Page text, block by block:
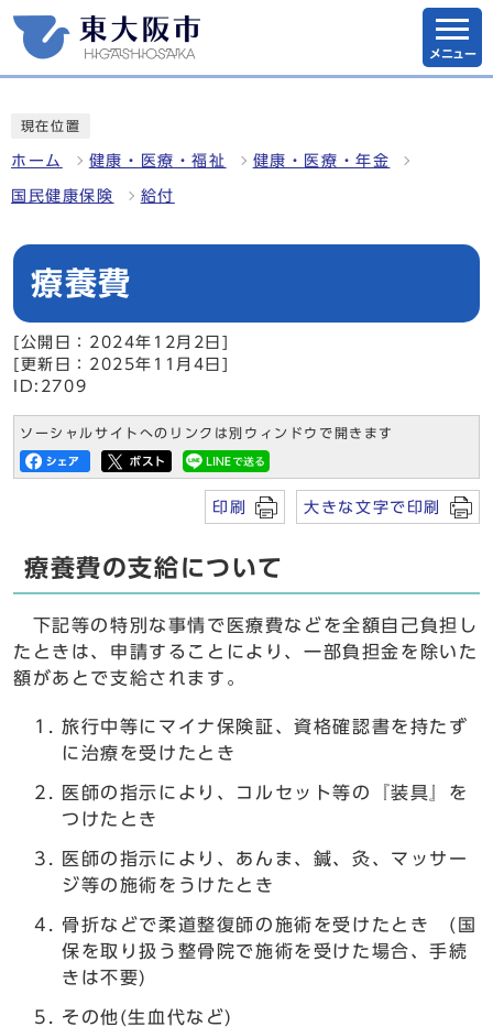
メニュー
現在位置
ホーム 健康・医療・福祉 健康・医療・年金
国民健康保険 給付
療養費
[公開日：2024年12月2日]
[更新日：2025年11月4日]
ID:2709
ソーシャルサイトへのリンクは別ウィンドウで開きます
印刷 大きな文字で印刷
療養費の支給について
下記等の特別な事情で医療費などを全額自己負担し
たときは、申請することにより、一部負担金を除いた
額があとで支給されます。
旅行中等にマイナ保険証、資格確認書を持たず
に治療を受けたとき
医師の指示により、コルセット等の『装具』を
つけたとき
医師の指示により、あんま、鍼、灸、マッサー
ジ等の施術をうけたとき
骨折などで柔道整復師の施術を受けたとき (国
保を取り扱う整骨院で施術を受けた場合、手続
きは不要)
その他(生血代など)